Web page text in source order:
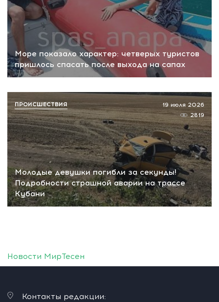
Море показало характер: четверых туристов
пришлось спасать после выхода на сапах
Молодые девушки погибли за секунды!
Подробности страшной аварии на трассе
Кубани
19 июля 2026
2819
ПРОИСШЕСТВИЯ
Новости МирТесен
Контакты редакции: